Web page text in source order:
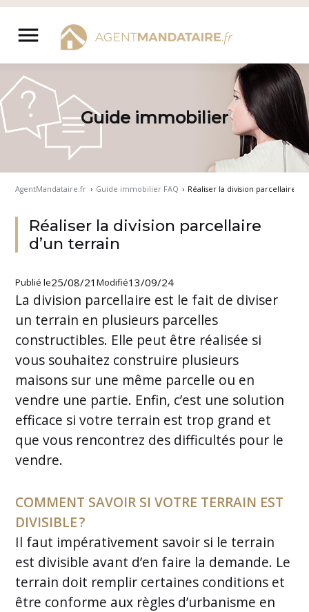
Aller
contenu
menu
Guide immobilier
AgentMandataire.fr › Guide immobilier FAQ › Réaliser la division parcellaire
Réaliser la division parcellaire
d’un terrain
Publié le25/08/21Modifié13/09/24
La division parcellaire est le fait de diviser
un terrain en plusieurs parcelles
constructibles. Elle peut être réalisée si
vous souhaitez construire plusieurs
maisons sur une même parcelle ou en
vendre une partie. Enfin, c’est une solution
efficace si votre terrain est trop grand et
que vous rencontrez des difficultés pour le
vendre.
COMMENT SAVOIR SI VOTRE TERRAIN EST
DIVISIBLE ?
Il faut impérativement savoir si le terrain
est divisible avant d’en faire la demande. Le
terrain doit remplir certaines conditions et
être conforme aux règles d’urbanisme en